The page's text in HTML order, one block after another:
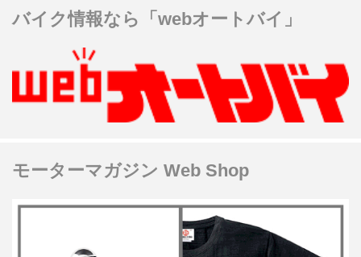
バイク情報なら「webオートバイ」
モーターマガジン Web Shop